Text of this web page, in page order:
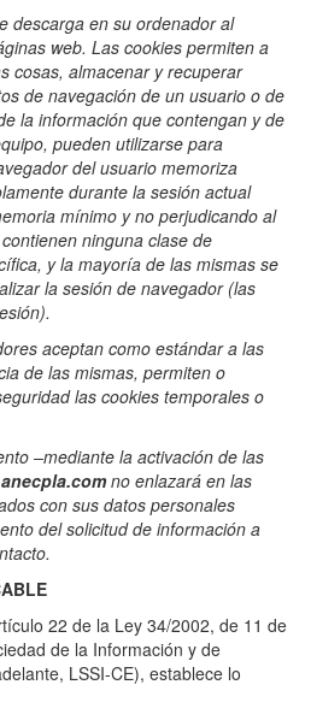
descarga en su ordenador al
web. Las cookies permiten a
cosas, almacenar y recuperar
de navegación de un usuario o de
la información que contengan y de
pueden utilizarse para
del usuario memoriza
durante la sesión actual
mínimo y no perjudicando al
ninguna clase de
y la mayoría de las mismas se
la sesión de navegador (las
aceptan como estándar a las
de las mismas, permiten o
las cookies temporales o
–mediante la activación de las
anecpla.comno enlazará en las
con sus datos personales
del solicitud de información a
22 de la Ley 34/2002, de 11 de
de la Información y de
LSSI-CE), establece lo